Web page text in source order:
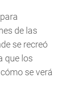
de las
se recreó
que los
se verá